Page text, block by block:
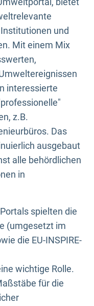
und
Mit einem Mix
interessierte
z.B.
Das
ausgebaut
alle behördlichen
in
spielten die
(umgesetzt im
die EU-INSPIRE-
wichtige Rolle.
für die